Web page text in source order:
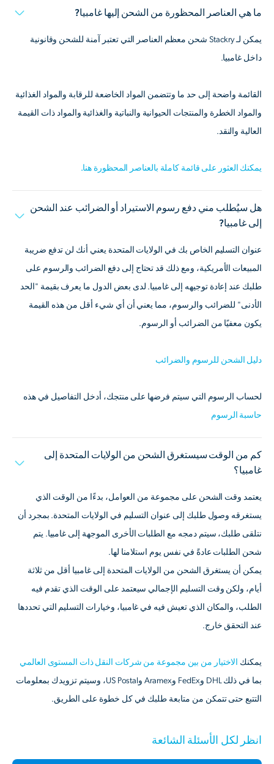
ما هي العناصر المحظورة من الشحن إليها غامبيا?
يمكن لـ Stackry شحن معظم العناصر التي تعتبر آمنة للشحن وقانونية
داخل غامبيا.
القائمة واضحة إلى حد ما وتتضمن المواد الخاضعة للرقابة والمواد الغذائية
والمواد الخطرة والمنتجات الحيوانية والنباتية والغذائية والمواد ذات القيمة
العالية والنقد.
يمكنك العثور على قائمة كاملة بالعناصر المحظورة هنا.
هل سيُطلب مني دفع رسوم الاستيراد أو الضرائب عند الشحن
إلى غامبيا?
عنوان التسليم الخاص بك في الولايات المتحدة يعني أنك لن تدفع ضريبة
المبيعات الأمريكية، ومع ذلك قد تحتاج إلى دفع الضرائب والرسوم على
طلبك عند إعادة توجيهه إلى غامبيا. لدى بعض الدول ما يعرف بقيمة "الحد
الأدنى" للضرائب والرسوم، مما يعني أن أي شيء أقل من هذه القيمة
يكون معفيًا من الضرائب أو الرسوم.
دليل الشحن للرسوم والضرائب
لحساب الرسوم التي سيتم فرضها على منتجك، أدخل التفاصيل في هذه
حاسبة الرسوم
كم من الوقت سيستغرق الشحن من الولايات المتحدة إلى
غامبيا؟
يعتمد وقت الشحن على مجموعة من العوامل، بدءًا من الوقت الذي
يستغرقه وصول طلبك إلى عنوان التسليم في الولايات المتحدة. بمجرد أن
نتلقى طلبك، سيتم دمجه مع الطلبات الأخرى الموجهة إلى غامبيا. يتم
شحن الطلبات عادةً في نفس يوم استلامنا لها.
يمكن أن يستغرق الشحن من الولايات المتحدة إلى غامبيا أقل من ثلاثة
أيام، ولكن وقت التسليم الإجمالي سيعتمد على الوقت الذي تقدم فيه
الطلب، والمكان الذي تعيش فيه في غامبيا، وخيارات التسليم التي تحددها
عند التحقق خارج.
يمكنك الاختيار من بين مجموعة من شركات النقل ذات المستوى العالمي
بما في ذلك DHL وFedEx وAramex وUS Postal، وسيتم تزويدك بمعلومات
التتبع حتى تتمكن من متابعة طلبك في كل خطوة على الطريق.
انظر لكل الأسئلة الشائعة